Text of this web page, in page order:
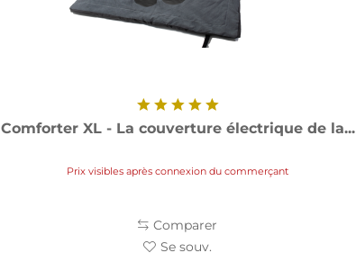
Comforter XL - La couverture électrique de la...
Prix visibles après connexion du commerçant
Comparer
Se souv.